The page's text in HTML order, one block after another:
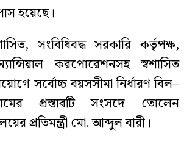
হয়েছে।
সংবিধিবদ্ধ সরকারি কর্তৃপক্ষ,
করপোরেশনসহ স্বশাসিত
সর্বোচ্চ বয়সসীমা নির্ধারণ বিল–
প্রস্তাবটি সংসদে তোলেন
প্রতিমন্ত্রী মো. আব্দুল বারী।